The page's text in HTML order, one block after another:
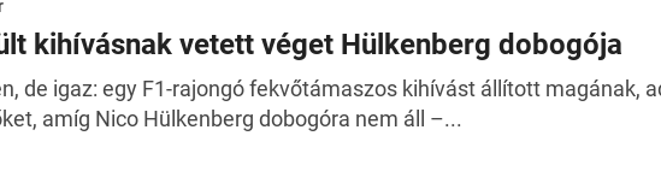
kihívásnak vetett véget Hülkenberg dobogója
de igaz: egy F1-rajongó fekvőtámaszos kihívást állított magának,
amíg Nico Hülkenberg dobogóra nem áll –...